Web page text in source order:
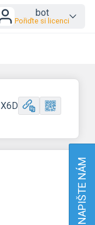
bot
Pořiďte si licenci
X6D
NAPIŠTE NÁM